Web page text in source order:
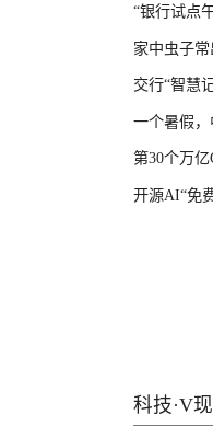
“银行试点
家中虫子常
交行“智慧
一个暑假，
第30个万
开源AI“免
科技·V